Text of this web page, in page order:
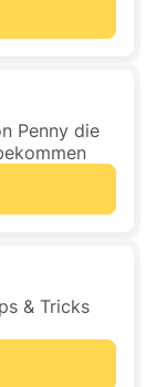
Penny die
& Tricks